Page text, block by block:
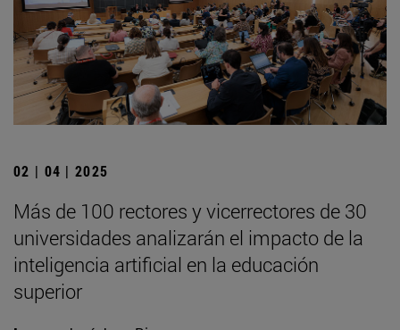
02 | 04 | 2025
Más de 100 rectores y vicerrectores de 30
universidades analizarán el impacto de la
inteligencia artificial en la educación
superior